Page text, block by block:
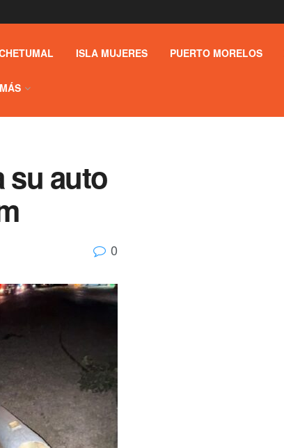
ISLA MUJERES PUERTO MORELOS
MÁS
su auto
0